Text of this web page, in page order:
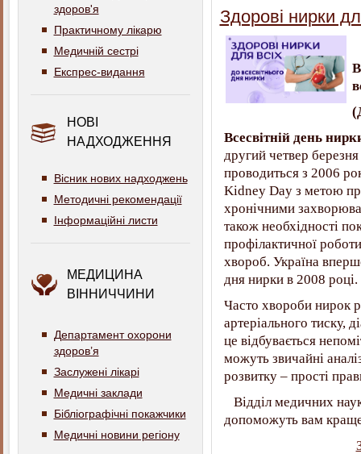
здоров'я
Практичному лікарю
Медичній сестрі
Експрес-видання
НОВІ
НАДХОДЖЕННЯ
Вісник нових надходжень
Методичні рекомендації
Інформаційні листи
МЕДИЦИНА
ВІННИЧЧИНИ
Департамент охорони
здоров’я
Заслужені лікарі
Медичні заклади
Бібліографічні покажчики
Медичні новини регіону
Здорові нирки
Всесвітній день
другий четвер
проводиться з 2006
Kidney Day з метою
хронічними
також необхідності
профілактичної
хвороб. Україна
дня нирки в 2008 році.
Часто хвороби нирок
артеріального тиску,
це відбувається
можуть звичайні
розвитку – прості
Відділ медичних
допоможуть вам